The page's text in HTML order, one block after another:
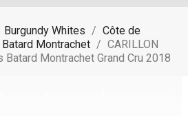
Burgundy Whites
Côte de
Montrachet
CARILLON
Batard Montrachet Grand Cru 2018